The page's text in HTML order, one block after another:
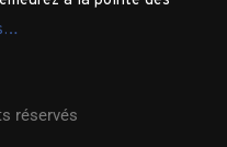
réservés